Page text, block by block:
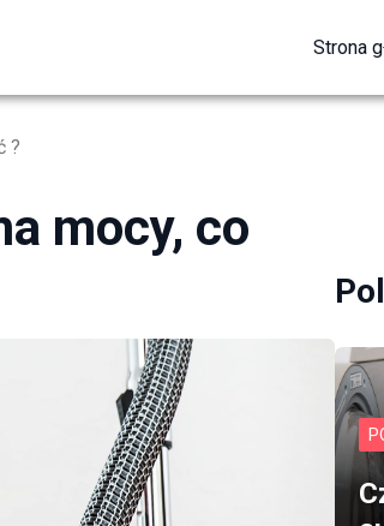
Strona
?
mocy, co